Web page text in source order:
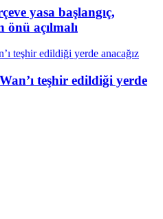
yasa başlangıç,
açılmalı
teşhir edildiği yerde